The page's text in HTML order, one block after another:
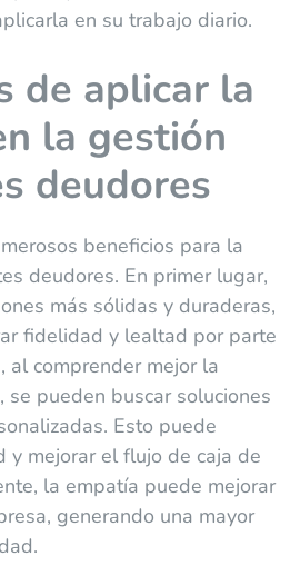
en su trabajo diario.
de aplicar la
la gestión
deudores
beneficios para la
deudores. En primer lugar,
más sólidas y duraderas,
fidelidad y lealtad por parte
al comprender mejor la
se pueden buscar soluciones
Esto puede
y mejorar el flujo de caja de
la empatía puede mejorar
generando una mayor